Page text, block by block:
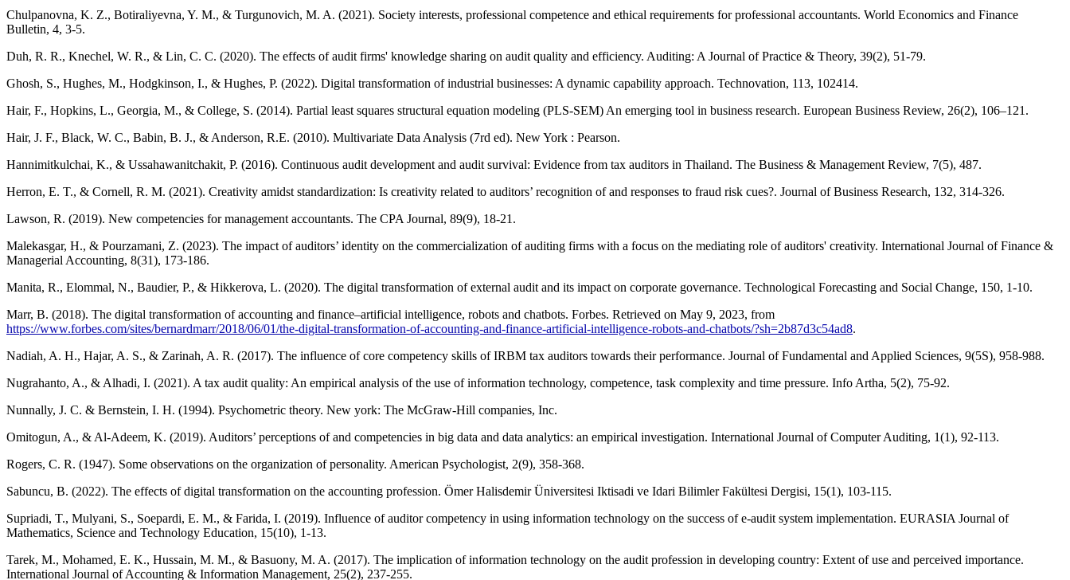
Chulpanovna, K. Z., Botiraliyevna, Y. M., & Turgunovich, M. A. (2021). Society interests, professional competence and ethical requirements for professional accountants. World Economics and Finance
Bulletin, 4, 3-5.
Duh, R. R., Knechel, W. R., & Lin, C. C. (2020). The effects of audit firms' knowledge sharing on audit quality and efficiency. Auditing: A Journal of Practice & Theory, 39(2), 51-79.
Ghosh, S., Hughes, M., Hodgkinson, I., & Hughes, P. (2022). Digital transformation of industrial businesses: A dynamic capability approach. Technovation, 113, 102414.
Hair, F., Hopkins, L., Georgia, M., & College, S. (2014). Partial least squares structural equation modeling (PLS-SEM) An emerging tool in business research. European Business Review, 26(2), 106–121.
Hair, J. F., Black, W. C., Babin, B. J., & Anderson, R.E. (2010). Multivariate Data Analysis (7rd ed). New York : Pearson.
Hannimitkulchai, K., & Ussahawanitchakit, P. (2016). Continuous audit development and audit survival: Evidence from tax auditors in Thailand. The Business & Management Review, 7(5), 487.
Herron, E. T., & Cornell, R. M. (2021). Creativity amidst standardization: Is creativity related to auditors’ recognition of and responses to fraud risk cues?. Journal of Business Research, 132, 314-326.
Lawson, R. (2019). New competencies for management accountants. The CPA Journal, 89(9), 18-21.
Malekasgar, H., & Pourzamani, Z. (2023). The impact of auditors’ identity on the commercialization of auditing firms with a focus on the mediating role of auditors' creativity. International Journal of Finance &
Managerial Accounting, 8(31), 173-186.
Manita, R., Elommal, N., Baudier, P., & Hikkerova, L. (2020). The digital transformation of external audit and its impact on corporate governance. Technological Forecasting and Social Change, 150, 1-10.
Marr, B. (2018). The digital transformation of accounting and finance–artificial intelligence, robots and chatbots. Forbes. Retrieved on May 9, 2023, from
https://www.forbes.com/sites/bernardmarr/2018/06/01/the-digital-transformation-of-accounting-and-finance-artificial-intelligence-robots-and-chatbots/?sh=2b87d3c54ad8.
Nadiah, A. H., Hajar, A. S., & Zarinah, A. R. (2017). The influence of core competency skills of IRBM tax auditors towards their performance. Journal of Fundamental and Applied Sciences, 9(5S), 958-988.
Nugrahanto, A., & Alhadi, I. (2021). A tax audit quality: An empirical analysis of the use of information technology, competence, task complexity and time pressure. Info Artha, 5(2), 75-92.
Nunnally, J. C. & Bernstein, I. H. (1994). Psychometric theory. New york: The McGraw-Hill companies, Inc.
Omitogun, A., & Al-Adeem, K. (2019). Auditors’ perceptions of and competencies in big data and data analytics: an empirical investigation. International Journal of Computer Auditing, 1(1), 92-113.
Rogers, C. R. (1947). Some observations on the organization of personality. American Psychologist, 2(9), 358-368.
Sabuncu, B. (2022). The effects of digital transformation on the accounting profession. Ömer Halisdemir Üniversitesi Iktisadi ve Idari Bilimler Fakültesi Dergisi, 15(1), 103-115.
Supriadi, T., Mulyani, S., Soepardi, E. M., & Farida, I. (2019). Influence of auditor competency in using information technology on the success of e-audit system implementation. EURASIA Journal of
Mathematics, Science and Technology Education, 15(10), 1-13.
Tarek, M., Mohamed, E. K., Hussain, M. M., & Basuony, M. A. (2017). The implication of information technology on the audit profession in developing country: Extent of use and perceived importance.
International Journal of Accounting & Information Management, 25(2), 237-255.